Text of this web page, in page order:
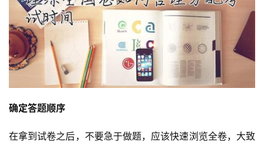
确定答题顺序
在拿到试卷之后，不要急于做题，应该快速浏览全卷，大致